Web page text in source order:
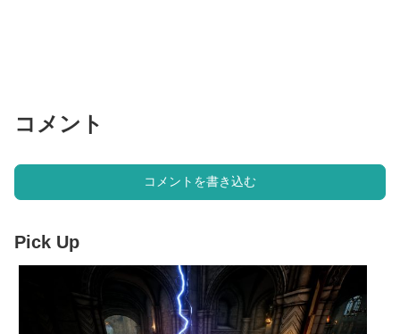
コメント
コメントを書き込む
Pick Up